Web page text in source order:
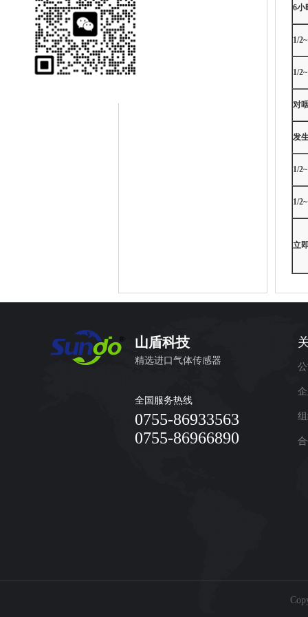
6小
1/
1/
对
发
1/
1/
立
山盾科技
精选进口气体传感器
全国服务热线
0755-86933563
0755-86966890